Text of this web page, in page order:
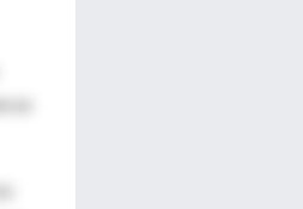
se